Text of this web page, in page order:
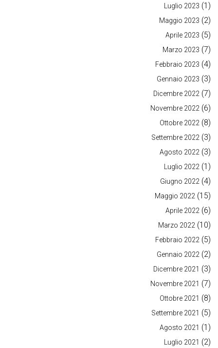
Luglio 2023 (1)
Maggio 2023 (2)
Aprile 2023 (5)
Marzo 2023 (7)
Febbraio 2023 (4)
Gennaio 2023 (3)
Dicembre 2022 (7)
Novembre 2022 (6)
Ottobre 2022 (8)
Settembre 2022 (3)
Agosto 2022 (3)
Luglio 2022 (1)
Giugno 2022 (4)
Maggio 2022 (15)
Aprile 2022 (6)
Marzo 2022 (10)
Febbraio 2022 (5)
Gennaio 2022 (2)
Dicembre 2021 (3)
Novembre 2021 (7)
Ottobre 2021 (8)
Settembre 2021 (5)
Agosto 2021 (1)
Luglio 2021 (2)